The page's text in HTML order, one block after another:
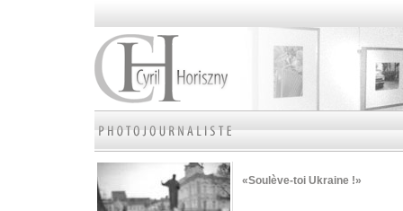
«Soulève-toi Ukraine !»